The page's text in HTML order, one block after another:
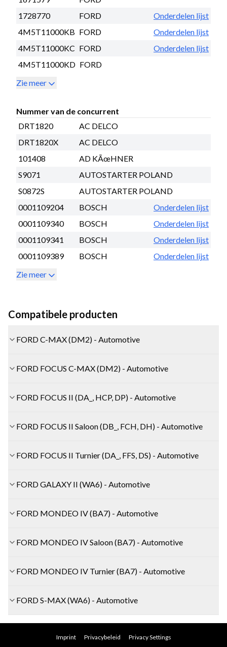
1728770
FORD
Onderdelen lijst
4M5T11000KB FORD
Onderdelen lijst
4M5T11000KC FORD
Onderdelen lijst
4M5T11000KD FORD
Zie meer
Nummer van de concurrent
DRT1820
AC DELCO
DRT1820X
AC DELCO
101408
AD KÃœHNER
S9071
AUTOSTARTER POLAND
S0872S
AUTOSTARTER POLAND
0001109204
BOSCH
Onderdelen lijst
0001109340
BOSCH
Onderdelen lijst
0001109341
BOSCH
Onderdelen lijst
0001109389
BOSCH
Onderdelen lijst
Zie meer
Compatibele producten
FORD C-MAX (DM2) - Automotive
FORD FOCUS C-MAX (DM2) - Automotive
FORD FOCUS II (DA_, HCP, DP) - Automotive
FORD FOCUS II Saloon (DB_, FCH, DH) - Automotive
FORD FOCUS II Turnier (DA_, FFS, DS) - Automotive
FORD GALAXY II (WA6) - Automotive
FORD MONDEO IV (BA7) - Automotive
FORD MONDEO IV Saloon (BA7) - Automotive
FORD MONDEO IV Turnier (BA7) - Automotive
FORD S-MAX (WA6) - Automotive
Imprint Privacybeleid Privacy Settings